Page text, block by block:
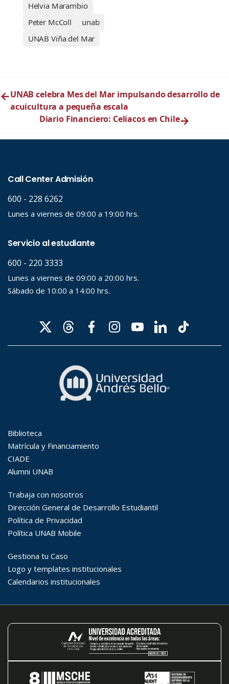
Helvia Marambio
Peter McColl
unab
UNAB Viña del Mar
←UNAB celebra Mes del Mar impulsando desarrollo de
acuicultura a pequeña escala
Diario Financiero: Celiacos en Chile→